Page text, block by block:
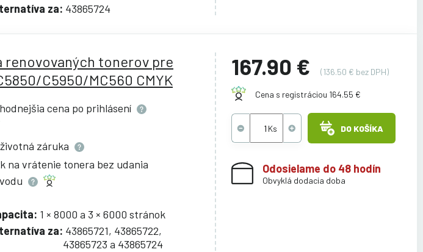
za: 43865724
renovovaných tonerov pre
C5950/MC560 CMYK
cena po prihlásení
záruka
na vrátenie tonera bez udania
1 × 8000 a 3 × 6000 stránok
za: 43865721, 43865722,
43865723 a 43865724
167.90 € (136.50 € bez DPH)
Cena s registráciou 164.55 €
DO KOŠÍKA
Odosielame do 48 hodín
Obvyklá dodacia doba